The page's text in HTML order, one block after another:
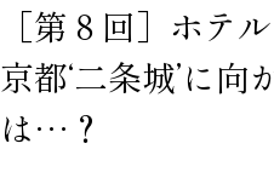
［第８回］ホ
京都‘二条城’に
は…？